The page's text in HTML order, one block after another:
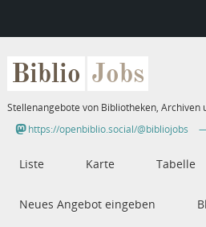
Biblio Jobs
Stellenangebote von Bibliotheken,
https://openbiblio.social/@bibliojobs
Liste Karte Tabelle
Neues Angebot eingeben